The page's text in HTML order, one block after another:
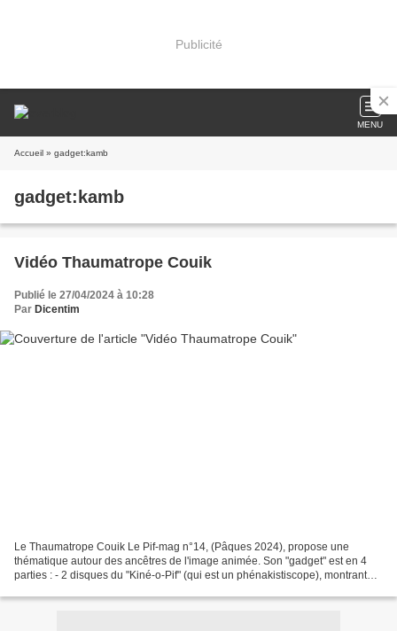
Publicité
MENU
Accueil » gadget:kamb
gadget:kamb
Vidéo Thaumatrope Couik
Publié le 27/04/2024 à 10:28
Par Dicentim
Le Thaumatrope Couik Le Pif-mag n°14, (Pâques 2024), propose une
thématique autour des ancêtres de l'image animée. Son "gadget" est en 4
parties : - 2 disques du "Kiné-o-Pif" (qui est un phénakistiscope), montrant